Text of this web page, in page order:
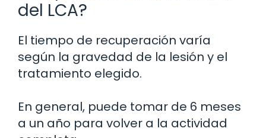
del LCA?
El tiempo de recuperación varía
según la gravedad de la lesión y el
tratamiento elegido.
En general, puede tomar de 6 meses
a un año para volver a la actividad